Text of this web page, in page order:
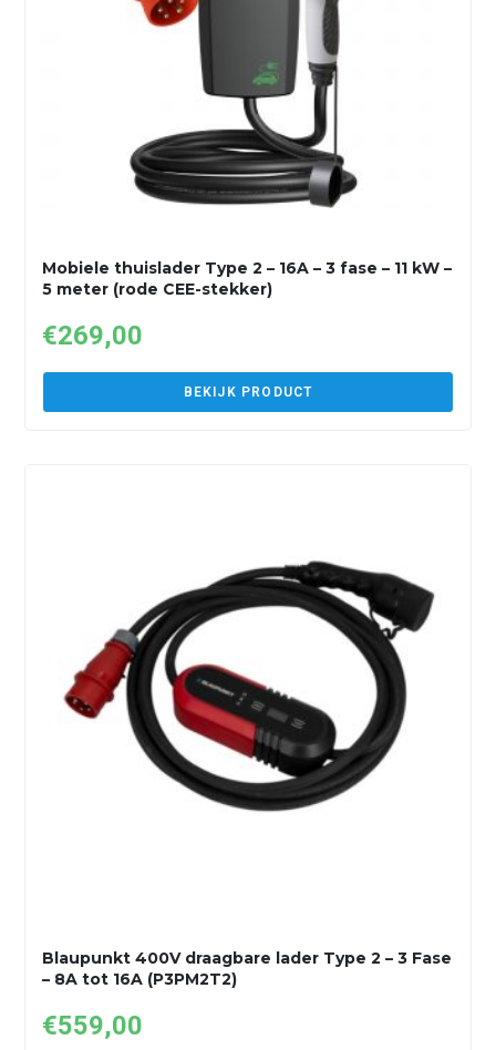
Mobiele thuislader Type 2 – 16A – 3 fase – 11 kW –
5 meter (rode CEE-stekker)
€269,00
BEKIJK PRODUCT
Blaupunkt 400V draagbare lader Type 2 – 3 Fase
– 8A tot 16A (P3PM2T2)
€559,00